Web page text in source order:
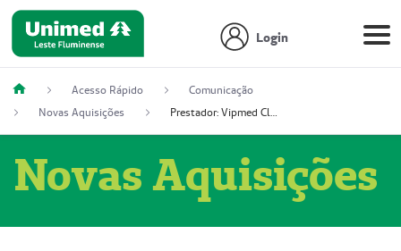
Login
Acesso Rápido
Comunicação
Novas Aquisições
Prestador: Vipmed Clínica Geral Ltda, 51004349-0 (Nome Fantasia: Policlínica Master)
Novas Aquisições